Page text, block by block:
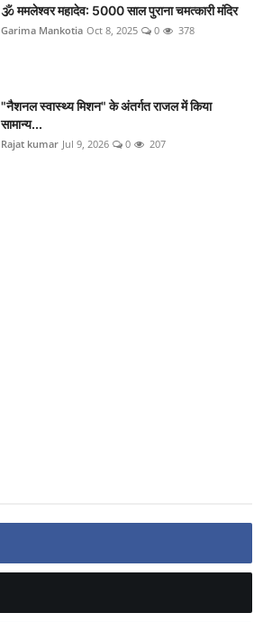
🕉️ ममलेश्वर महादेव: 5000 साल पुराना चमत्कारी मंदिर
Garima Mankotia Oct 8, 2025 0 378
"नैशनल स्वास्थ्य मिशन" के अंतर्गत राजल में किया
सामान्य...
Rajat kumar Jul 9, 2026 0 207